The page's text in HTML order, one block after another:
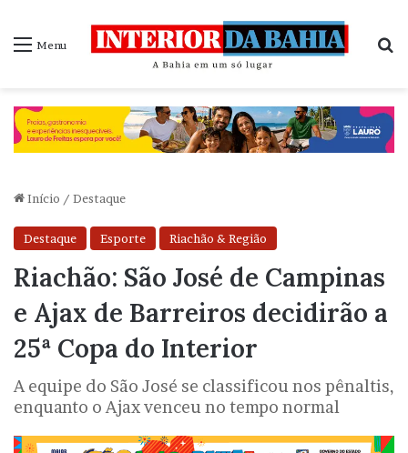
Menu
Início / Destaque
Destaque Esporte Riachão & Região
Riachão: São José de Campinas
e Ajax de Barreiros decidirão a
25ª Copa do Interior
A equipe do São José se classificou nos pênaltis,
enquanto o Ajax venceu no tempo normal